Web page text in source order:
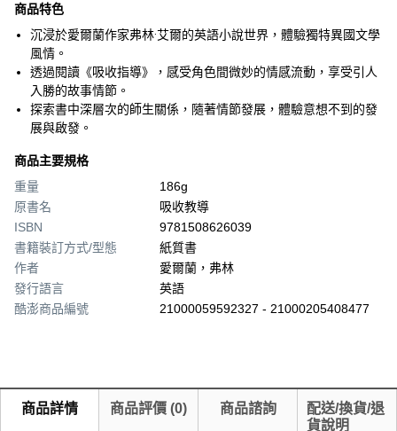
商品特色
沉浸於愛爾蘭作家弗林·艾爾的英語小說世界，體驗獨特異國文學
風情。
透過閱讀《吸收指導》，感受角色間微妙的情感流動，享受引人
入勝的故事情節。
探索書中深層次的師生關係，隨著情節發展，體驗意想不到的發
展與啟發。
商品主要規格
重量
186g
原書名
吸收教導
ISBN
9781508626039
書籍裝訂方式/型態
紙質書
作者
愛爾蘭，弗林
發行語言
英語
酷澎商品編號
21000059592327 - 21000205408477
商品詳情 商品評價 (0) 商品諮詢
配送/換貨/退
貨說明